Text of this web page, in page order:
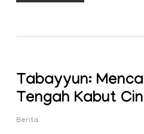
Tabayyun:
Tengah Kabut
Berita